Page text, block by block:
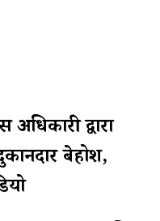
द्वारा
बेहोश,